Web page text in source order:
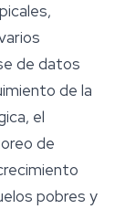
de datos
de la
el
de
pobres y